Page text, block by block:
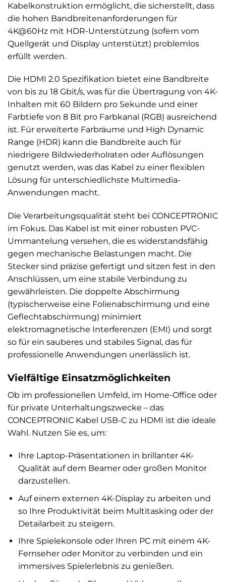
Kabelkonstruktion ermöglicht, die sicherstellt, dass
die hohen Bandbreitenanforderungen für
4K@60Hz mit HDR-Unterstützung (sofern vom
Quellgerät und Display unterstützt) problemlos
erfüllt werden.
Die HDMI 2.0 Spezifikation bietet eine Bandbreite
von bis zu 18 Gbit/s, was für die Übertragung von 4K-
Inhalten mit 60 Bildern pro Sekunde und einer
Farbtiefe von 8 Bit pro Farbkanal (RGB) ausreichend
ist. Für erweiterte Farbräume und High Dynamic
Range (HDR) kann die Bandbreite auch für
niedrigere Bildwiederholraten oder Auflösungen
genutzt werden, was das Kabel zu einer flexiblen
Lösung für unterschiedlichste Multimedia-
Anwendungen macht.
Die Verarbeitungsqualität steht bei CONCEPTRONIC
im Fokus. Das Kabel ist mit einer robusten PVC-
Ummantelung versehen, die es widerstandsfähig
gegen mechanische Belastungen macht. Die
Stecker sind präzise gefertigt und sitzen fest in den
Anschlüssen, um eine stabile Verbindung zu
gewährleisten. Die doppelte Abschirmung
(typischerweise eine Folienabschirmung und eine
Geflechtabschirmung) minimiert
elektromagnetische Interferenzen (EMI) und sorgt
so für ein sauberes und stabiles Signal, das für
professionelle Anwendungen unerlässlich ist.
Vielfältige Einsatzmöglichkeiten
Ob im professionellen Umfeld, im Home-Office oder
für private Unterhaltungszwecke – das
CONCEPTRONIC Kabel USB-C zu HDMI ist die ideale
Wahl. Nutzen Sie es, um:
Ihre Laptop-Präsentationen in brillanter 4K-
Qualität auf dem Beamer oder großen Monitor
darzustellen.
Auf einem externen 4K-Display zu arbeiten und
so Ihre Produktivität beim Multitasking oder der
Detailarbeit zu steigern.
Ihre Spielekonsole oder Ihren PC mit einem 4K-
Fernseher oder Monitor zu verbinden und ein
immersives Spielerlebnis zu genießen.